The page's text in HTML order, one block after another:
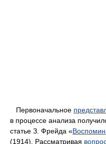
Первоначальное
в процессе анализа
статье З. Фрейда «
(1914). Рассматривая